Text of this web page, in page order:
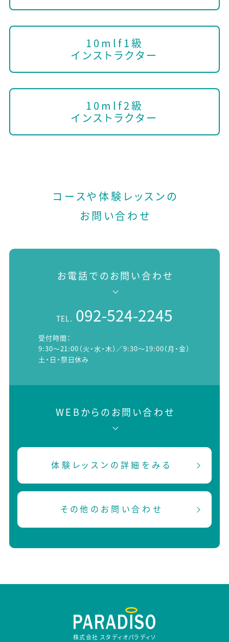
10mlf1級
インストラクター
10mlf2級
インストラクター
コースや体験レッスンの
お問い合わせ
お電話でのお問い合わせ
TEL. 092-524-2245
受付時間：
9:30～21:00（火・水・木）／9:30～19:00（月・金）
土・日・祭日休み
WEBからのお問い合わせ
体験レッスンの詳細をみる
その他のお問い合わせ
株式会社 スタディオパラディソ